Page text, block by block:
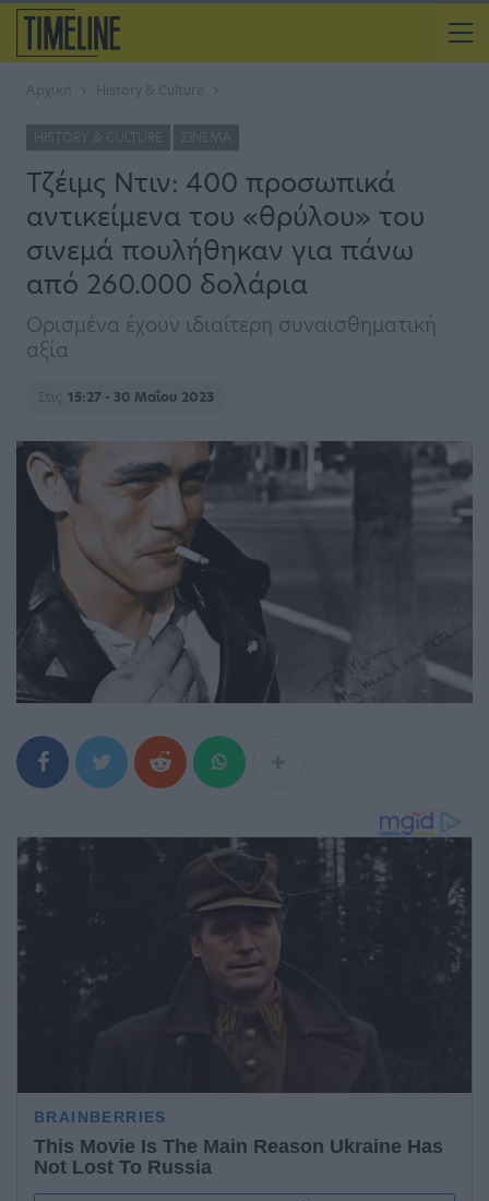
Αρχική History & Culture
HISTORY & CULTURE ΣΙΝΕΜΆ
Τζέιμς Ντιν: 400 προσωπικά
αντικείμενα του «θρύλου» του
σινεμά πουλήθηκαν για πάνω
από 260.000 δολάρια
Ορισμένα έχουν ιδιαίτερη συναισθηματική
αξία
Στις 15:27 - 30 Μαΐου 2023